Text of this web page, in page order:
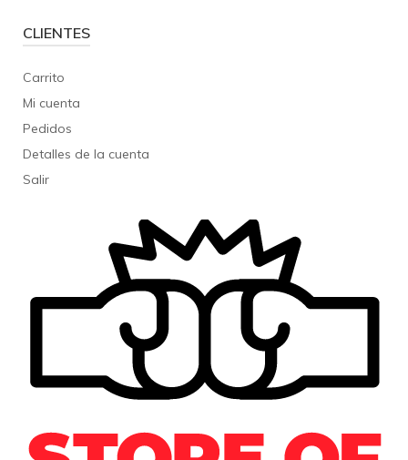
CLIENTES
Carrito
Mi cuenta
Pedidos
Detalles de la cuenta
Salir